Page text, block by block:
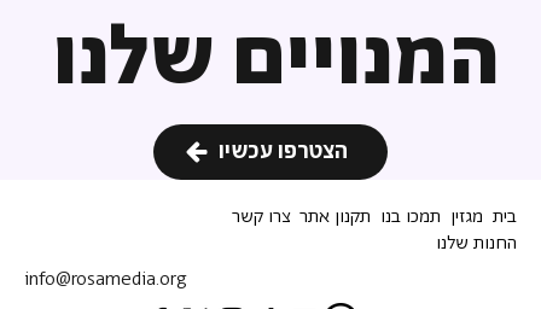
המנויים שלנו
הצטרפו עכשיו
info@rosamedia.org
בית מגזין תמכו בנו תקנון אתר צרו קשר
החנות שלנו